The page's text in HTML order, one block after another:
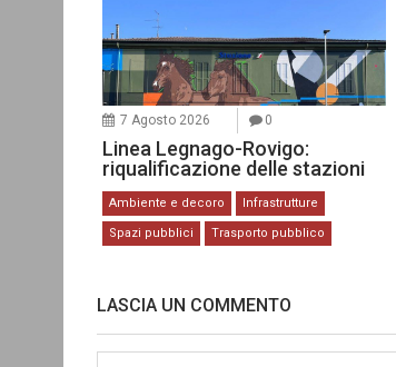
7 Agosto 2026 0
Linea Legnago-Rovigo:
riqualificazione delle stazioni
Ambiente e decoro Infrastrutture
Spazi pubblici Trasporto pubblico
LASCIA UN COMMENTO